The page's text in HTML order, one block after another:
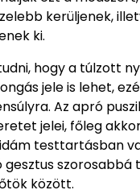
kerüljenek,
ki.
hogy a túlzott
jele is lehet,
Az apró
jelei, főleg
testtartásban
szorosabbá
között.